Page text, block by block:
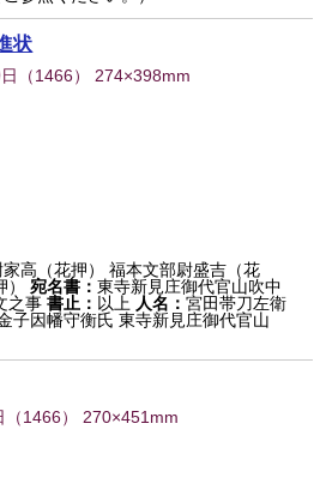
状
（1466） 274×398mm
高（花押） 福本文部尉盛吉（花
宛名書：東寺新見庄御代官山吹中
之事書止： 以上 人名：宮田帯刀左衛
子因幡守衡氏 東寺新見庄御代官山
（1466） 270×451mm